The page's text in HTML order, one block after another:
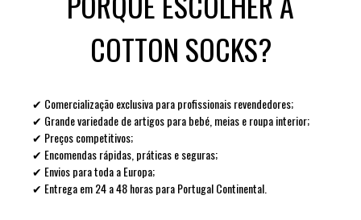
COTTON SOCKS?
✔ Comercialização exclusiva para profissionais revendedores;
✔ Grande variedade de artigos para bebé, meias e roupa interior;
✔ Preços competitivos;
✔ Encomendas rápidas, práticas e seguras;
✔ Envios para toda a Europa;
✔ Entrega em 24 a 48 horas para Portugal Continental.